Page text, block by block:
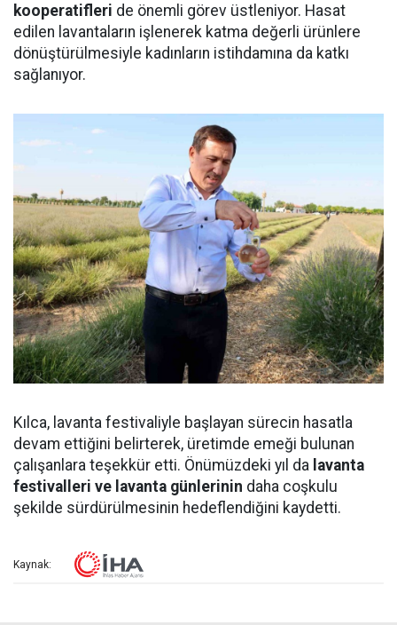
kooperatifleri de önemli görev üstleniyor. Hasat
edilen lavantaların işlenerek katma değerli ürünlere
dönüştürülmesiyle kadınların istihdamına da katkı
sağlanıyor.
Kılca, lavanta festivaliyle başlayan sürecin hasatla
devam ettiğini belirterek, üretimde emeği bulunan
çalışanlara teşekkür etti. Önümüzdeki yıl da lavanta
festivalleri ve lavanta günlerinin daha coşkulu
şekilde sürdürülmesinin hedeflendiğini kaydetti.
Kaynak: